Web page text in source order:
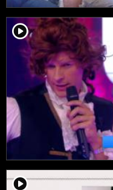
player2
player2